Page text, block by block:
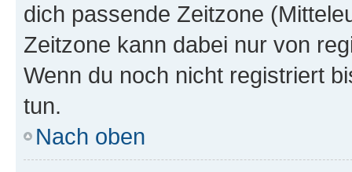
dich passende Zeitzone
Zeitzone kann dabei nur von
Wenn du noch nicht registriert
tun.
Nach oben